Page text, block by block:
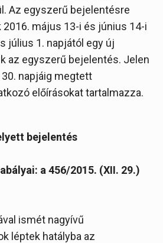
Az egyszerű bejelentésre
május 13-i és június 14-i
július 1. napjától egy új
az egyszerű bejelentés. Jelen
napjáig megtett
előírásokat tartalmazza.
bejelentés
a 456/2015. (XII. 29.)
ismét nagyívű
léptek hatályba az